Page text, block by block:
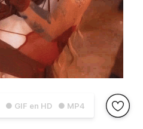
● GIF en HD ● MP4